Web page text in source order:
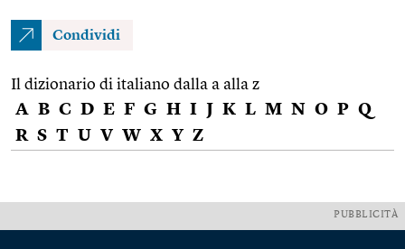
Condividi
Il dizionario di italiano dalla a alla z
A B C D E F G H I J K L M N O P Q
R S T U V W X Y Z
PUBBLICITÀ